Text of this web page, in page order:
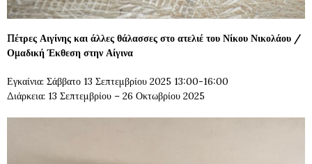
Πέτρες Αιγίνης και άλλες θάλασσες στο ατελιέ του Νίκου Νικολάου /
Ομαδική Έκθεση στην Αίγινα
Εγκαίνια: Σάββατο 13 Σεπτεμβρίου 2025 13:00-16:00
Διάρκεια: 13 Σεπτεμβρίου – 26 Οκτωβρίου 2025